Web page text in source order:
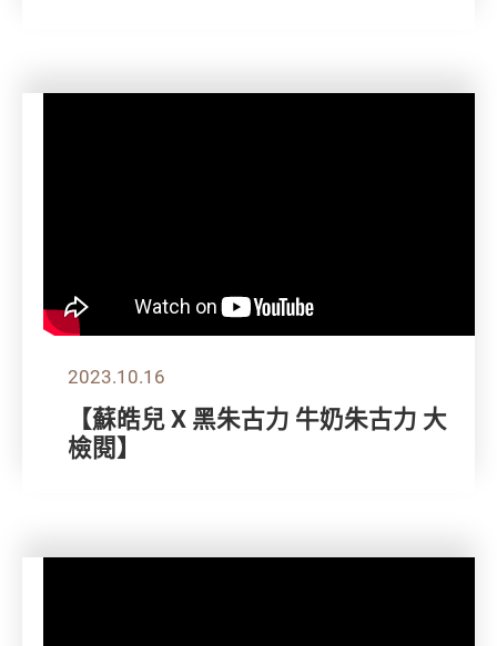
2023.10.16
【蘇皓兒 X 黑朱古力 牛奶朱古力 大
檢閱】